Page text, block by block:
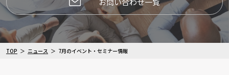
TOP ニュース 7月のイベント・セミナー情報